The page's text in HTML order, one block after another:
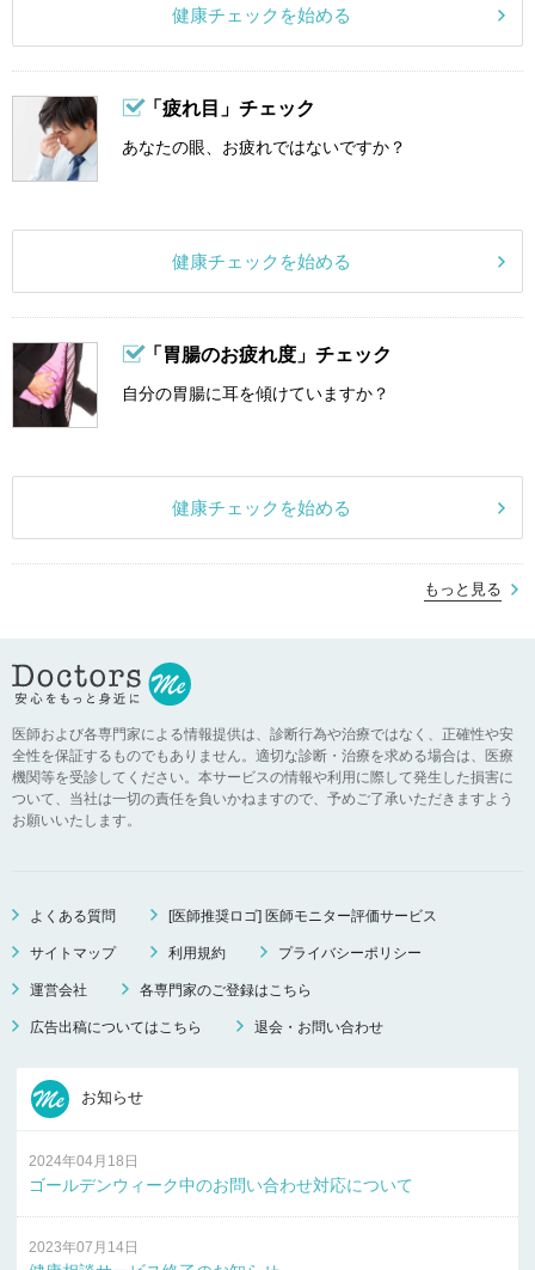
健康チェックを始める
「疲れ目」チェック
あなたの眼、お疲れではないですか？
健康チェックを始める
「胃腸のお疲れ度」チェック
自分の胃腸に耳を傾けていますか？
健康チェックを始める
もっと見る
医師および各専門家による情報提供は、診断行為や治療ではなく、正確性や安
全性を保証するものでもありません。適切な診断・治療を求める場合は、医療
機関等を受診してください。本サービスの情報や利用に際して発生した損害に
ついて、当社は一切の責任を負いかねますので、予めご了承いただきますよう
お願いいたします。
よくある質問 [医師推奨ロゴ] 医師モニター評価サービス
サイトマップ 利用規約 プライバシーポリシー
運営会社 各専門家のご登録はこちら
広告出稿についてはこちら 退会・お問い合わせ
お知らせ
2024年04月18日
ゴールデンウィーク中のお問い合わせ対応について
2023年07月14日